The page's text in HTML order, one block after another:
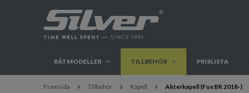
BÅTMODELLER TILLBEHÖR PRISLISTA
Framsida Tillbehör Kapell Akterkapell (Fox BR 2018-)